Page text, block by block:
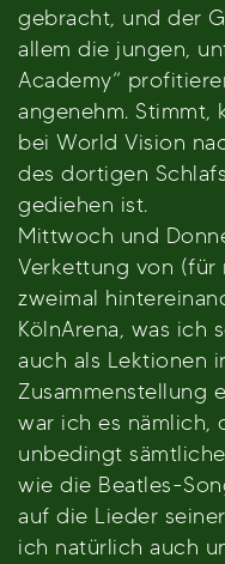
gebracht, und der
allem die jungen,
Academy“
angenehm. Stimmt,
bei World Vision
des dortigen
gediehen ist.
Mittwoch und
Verkettung von (für
zweimal
KölnArena, was ich
auch als Lektionen
Zusammenstellung
war ich es nämlich,
unbedingt
wie die Beatles-
auf die Lieder
ich natürlich auch